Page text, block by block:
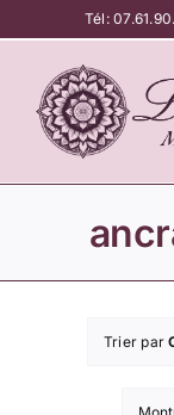
au
contenu
Tél:
Trier par